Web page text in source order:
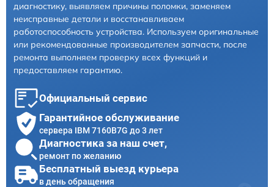
диагностику, выявляем причины поломки, заменяем
неисправные детали и восстанавливаем
работоспособность устройства. Используем оригинальные
или рекомендованные производителем запчасти, после
ремонта выполняем проверку всех функций и
предоставляем гарантию.
Официальный сервис
Гарантийное обслуживание
сервера IBM 7160B7G до 3 лет
Диагностика за наш счет,
ремонт по желанию
Бесплатный выезд курьера
в день обращения